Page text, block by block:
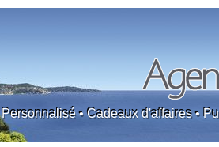
• Cadeaux d'affaires •